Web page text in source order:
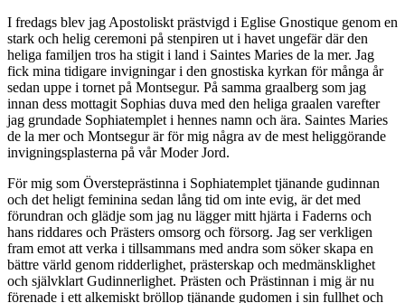
I fredags blev jag Apostoliskt prästvigd i Eglise Gnostique genom en
stark och helig ceremoni på stenpiren ut i havet ungefär där den
heliga familjen tros ha stigit i land i Saintes Maries de la mer. Jag
fick mina tidigare invigningar i den gnostiska kyrkan för många år
sedan uppe i tornet på Montsegur. På samma graalberg som jag
innan dess mottagit Sophias duva med den heliga graalen varefter
jag grundade Sophiatemplet i hennes namn och ära. Saintes Maries
de la mer och Montsegur är för mig några av de mest heliggörande
invigningsplasterna på vår Moder Jord.
För mig som Översteprästinna i Sophiatemplet tjänande gudinnan
och det heligt feminina sedan lång tid om inte evig, är det med
förundran och glädje som jag nu lägger mitt hjärta i Faderns och
hans riddares och Prästers omsorg och försorg. Jag ser verkligen
fram emot att verka i tillsammans med andra som söker skapa en
bättre värld genom ridderlighet, prästerskap och medmänsklighet
och självklart Gudinnerlighet. Prästen och Prästinnan i mig är nu
förenade i ett alkemiskt bröllop tjänande gudomen i sin fullhet och